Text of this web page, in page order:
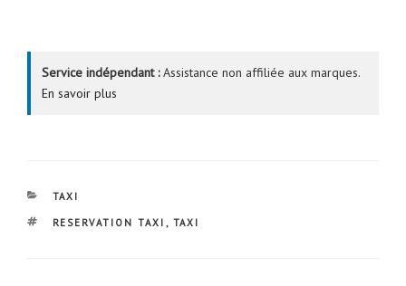
Service indépendant :Assistance non affiliée aux marques.
En savoir plus
CATÉGORIES
TAXI
ÉTIQUETTES
RESERVATION TAXI , TAXI